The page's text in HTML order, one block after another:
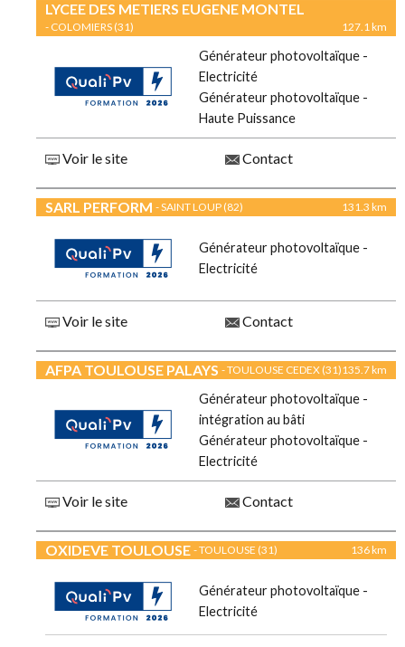
LYCEE DES METIERS EUGENE MONTEL
- COLOMIERS (31) 127.1 km
Générateur photovoltaïque -
Electricité
Générateur photovoltaïque -
Haute Puissance
Voir le site Contact
SARL PERFORM - SAINT LOUP (82) 131.3 km
Générateur photovoltaïque -
Electricité
Voir le site Contact
AFPA TOULOUSE PALAYS - TOULOUSE CEDEX (31)135.7 km
Générateur photovoltaïque -
intégration au bâti
Générateur photovoltaïque -
Electricité
Voir le site Contact
OXIDEVE TOULOUSE - TOULOUSE (31) 136 km
Générateur photovoltaïque -
Electricité